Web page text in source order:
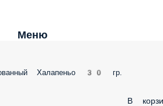
Меню
Халапеньо 30 гр.
В